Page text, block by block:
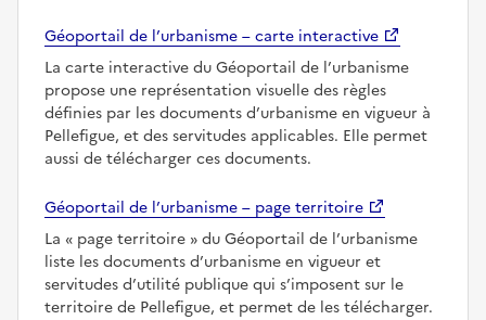
Géoportail de l’urbanisme – carte interactive
La carte interactive du Géoportail de l’urbanisme
propose une représentation visuelle des règles
définies par les documents d’urbanisme en vigueur à
Pellefigue, et des servitudes applicables. Elle permet
aussi de télécharger ces documents.
Géoportail de l’urbanisme – page territoire
La
page territoire
du Géoportail de l’urbanisme
liste les documents d’urbanisme en vigueur et
servitudes d’utilité publique qui s’imposent sur le
territoire de Pellefigue, et permet de les télécharger.